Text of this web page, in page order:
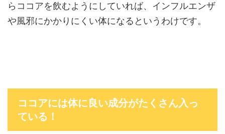
らココアを飲むようにしていれば、インフルエンザ
や風邪にかかりにくい体になるというわけです。
ココアには体に良い成分がたくさん入っ
ている！